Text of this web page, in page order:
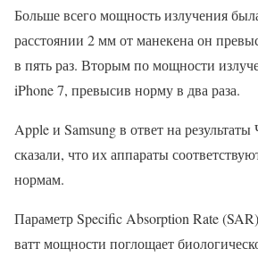
Больше всего мощность излучения
расстоянии 2 мм от манекена он
в пять раз. Вторым по мощности
iPhone 7, превысив норму в два раза.
Apple и Samsung в ответ на
сказали, что их аппараты
нормам.
Параметр Specific Absorption Rate
ватт мощности поглощает